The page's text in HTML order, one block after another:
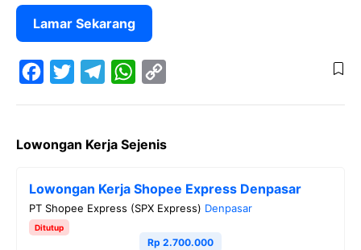
Lamar Sekarang
c
i
t
e
r
l
g
r
a
s
A
p
L
i
n
Lowongan Kerja Sejenis
Lowongan Kerja Shopee Express Denpasar
PT Shopee Express (SPX Express) Denpasar
Ditutup
Rp 2.700.000